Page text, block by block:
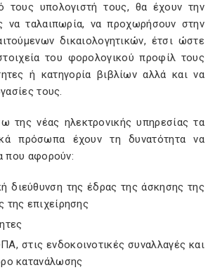
τους υπολογιστή τους, θα έχουν την
να ταλαιπωρία, να προχωρήσουν στην
δικαιολογητικών, έτσι ώστε
του φορολογικού προφίλ τους
ή κατηγορία βιβλίων αλλά και να
τους.
της νέας ηλεκτρονικής υπηρεσίας τα
πρόσωπα έχουν τη δυνατότητα να
που αφορούν:
διεύθυνση της έδρας της άσκησης της
της επιχείρησης
στις ενδοκοινοτικές συναλλαγές και
κατανάλωσης